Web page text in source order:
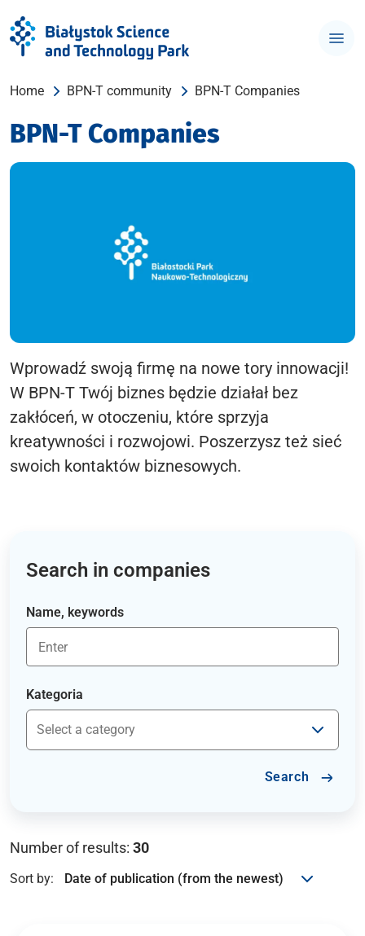
Home BPN-T community BPN-T Companies
BPN-T Companies
Wprowadź swoją firmę na nowe tory innowacji!
W BPN-T Twój biznes będzie działał bez
zakłóceń, w otoczeniu, które sprzyja
kreatywności i rozwojowi. Poszerzysz też sieć
swoich kontaktów biznesowych.
Search in companies
Name, keywords
Kategoria
Search
Number of results: 30
Sort by: